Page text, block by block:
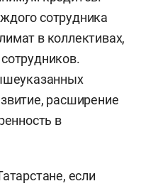
сотрудника
в коллективах,
расширение
в
если